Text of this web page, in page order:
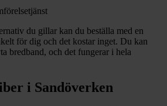
du gillar kan du beställa med en
för dig och det kostar inget. Du kan
bredband, och det fungerar i hela
i Sandöverken